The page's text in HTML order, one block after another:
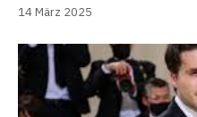
14 März 2025